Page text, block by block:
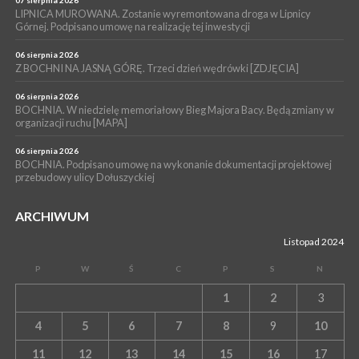
LIPNICA MUROWANA. Zostanie wyremontowana droga w Lipnicy
Górnej. Podpisano umowę na realizację tej inwestycji
06 sierpnia 2026
Z BOCHNI NA JASNĄ GÓRĘ. Trzeci dzień wędrówki [ZDJĘCIA]
06 sierpnia 2026
BOCHNIA. W niedzielę memoriałowy Bieg Majora Bacy. Będą zmiany w
organizacji ruchu [MAPA]
06 sierpnia 2026
BOCHNIA. Podpisano umowę na wykonanie dokumentacji projektowej
przebudowy ulicy Dołuszyckiej
ARCHIWUM
Listopad 2024
P W Ś C P S N
1 2 3
4 5 6 7 8 9 10
11 12 13 14 15 16 17